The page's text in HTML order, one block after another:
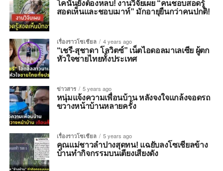
โคนันยังต้องหลบ! งานวิจัยเผย “คนชอบสอดรู้
สอดเห็นและชอบเมาท์” มักอายุยืนกว่าคนปกติ!
เรื่องราวโซเชียล 4 years ago
“เชรี-สุชาดา โลวิตซ์” เน็ตไอดอลมาเลเซีย ผู้ตก
หัวใจชายไทยทั้งประเทศ
ข่าวสาร 5 years ago
หนุ่มแจ้งความเพื่อนบ้าน หลังจงใจแกล้งจอดรถ
ขวางหน้าบ้านหลายครั้ง
เรื่องราวโซเชียล 5 years ago
คุณแม่ชาวลำปางสุดทน! แฉยับลงโซเชียลข้าง
บ้านทำกิจกรรมบนเตียงเสียงดัง